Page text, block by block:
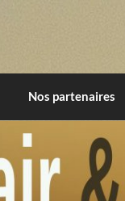
Nos partenaires